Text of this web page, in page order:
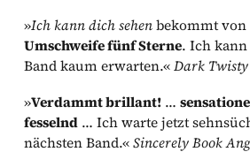
»Ich kann dich sehenbekommt
Umschweife fünf Sterne. Ich
Band kaum erwarten.«Dark Twisty
»Verdammt brillant! …
fesselnd … Ich warte jetzt
nächsten Band.«Sincerely Book